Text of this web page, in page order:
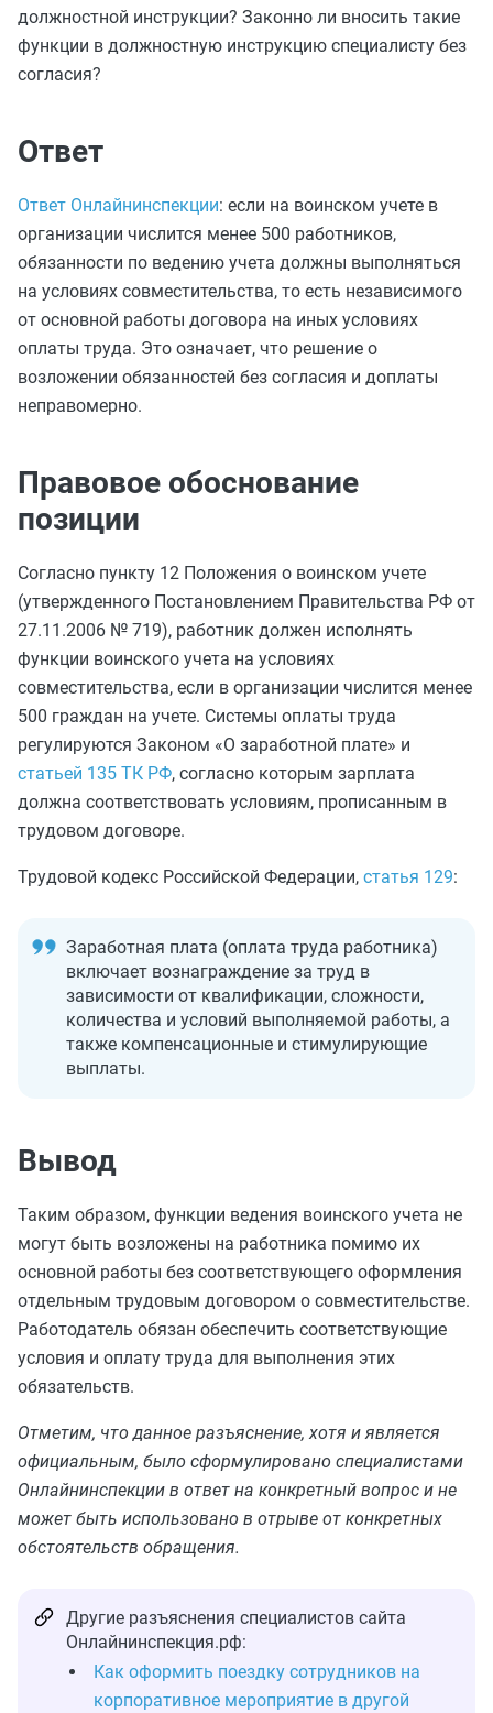
должностной инструкции? Законно ли вносить такие
функции в должностную инструкцию специалисту без
согласия?
Ответ
Ответ Онлайнинспекции: если на воинском учете в
организации числится менее 500 работников,
обязанности по ведению учета должны выполняться
на условиях совместительства, то есть независимого
от основной работы договора на иных условиях
оплаты труда. Это означает, что решение о
возложении обязанностей без согласия и доплаты
неправомерно.
Правовое обоснование
позиции
Согласно пункту 12 Положения о воинском учете
(утвержденного Постановлением Правительства РФ от
27.11.2006 № 719), работник должен исполнять
функции воинского учета на условиях
совместительства, если в организации числится менее
500 граждан на учете. Системы оплаты труда
регулируются Законом «О заработной плате» и
статьей 135 ТК РФ, согласно которым зарплата
должна соответствовать условиям, прописанным в
трудовом договоре.
Трудовой кодекс Российской Федерации, статья 129:
Заработная плата (оплата труда работника)
включает вознаграждение за труд в
зависимости от квалификации, сложности,
количества и условий выполняемой работы, а
также компенсационные и стимулирующие
выплаты.
Вывод
Таким образом, функции ведения воинского учета не
могут быть возложены на работника помимо их
основной работы без соответствующего оформления
отдельным трудовым договором о совместительстве.
Работодатель обязан обеспечить соответствующие
условия и оплату труда для выполнения этих
обязательств.
Отметим, что данное разъяснение, хотя и является
официальным, было сформулировано специалистами
Онлайнинспекции в ответ на конкретный вопрос и не
может быть использовано в отрыве от конкретных
обстоятельств обращения.
Другие разъяснения специалистов сайта
Онлайнинспекция.рф:
Как оформить поездку сотрудников на
корпоративное мероприятие в другой